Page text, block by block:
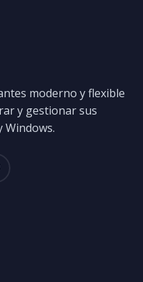
moderno y flexible
y gestionar sus
Windows.